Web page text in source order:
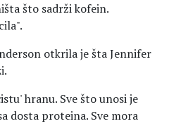
što sadrži kofein.
otkrila je šta Jennifer
hranu. Sve što unosi je
dosta proteina. Sve mora